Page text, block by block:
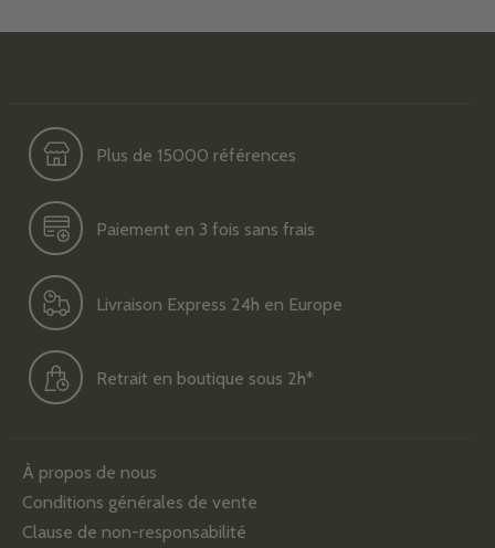
Plus de 15000 références
Paiement en 3 fois sans frais
Livraison Express 24h en Europe
Retrait en boutique sous 2h*
À propos de nous
Conditions générales de vente
Clause de non-responsabilité